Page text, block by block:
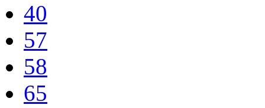
40
57
58
65